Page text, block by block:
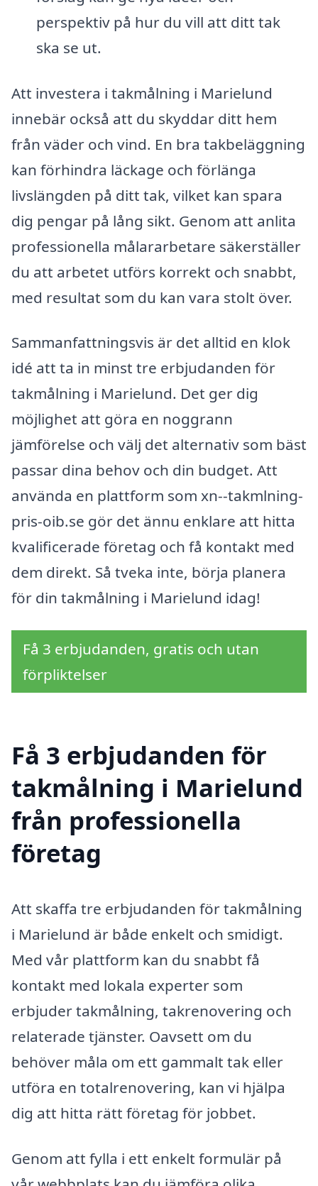
perspektiv på hur du vill att ditt tak
ska se ut.
Att investera i takmålning i Marielund
innebär också att du skyddar ditt hem
från väder och vind. En bra takbeläggning
kan förhindra läckage och förlänga
livslängden på ditt tak, vilket kan spara
dig pengar på lång sikt. Genom att anlita
professionella målararbetare säkerställer
du att arbetet utförs korrekt och snabbt,
med resultat som du kan vara stolt över.
Sammanfattningsvis är det alltid en klok
idé att ta in minst tre erbjudanden för
takmålning i Marielund. Det ger dig
möjlighet att göra en noggrann
jämförelse och välj det alternativ som bäst
passar dina behov och din budget. Att
använda en plattform som xn--takmlning-
pris-oib.se gör det ännu enklare att hitta
kvalificerade företag och få kontakt med
dem direkt. Så tveka inte, börja planera
för din takmålning i Marielund idag!
Få 3 erbjudanden, gratis och utan
förpliktelser
Få 3 erbjudanden för
takmålning i Marielund
från professionella
företag
Att skaffa tre erbjudanden för takmålning
i Marielund är både enkelt och smidigt.
Med vår plattform kan du snabbt få
kontakt med lokala experter som
erbjuder takmålning, takrenovering och
relaterade tjänster. Oavsett om du
behöver måla om ett gammalt tak eller
utföra en totalrenovering, kan vi hjälpa
dig att hitta rätt företag för jobbet.
Genom att fylla i ett enkelt formulär på